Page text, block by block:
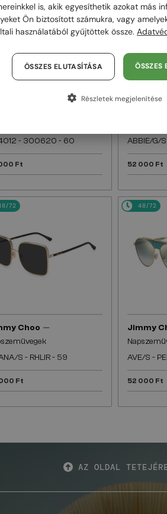
- 300620 - 60
Ft
ABBIE/G/
52 000 Ft
72
Choo —
S - RHLIR - 59
Ft
48/72
Jimmy
AVE/S -
52 000 Ft
AZ OLDAL
is, akik egyesíthetik azokat más
Ön biztosított számukra, vagy
használatából gyűjtöttek össze.
ÖSSZES
ÖSSZES ELUTASÍTÁSA
Részletek megjelenítése